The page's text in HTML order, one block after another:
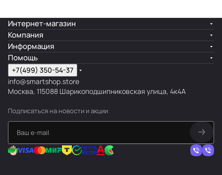
Интернет-магазин
Компания
Информация
Помощь
+7(499) 350-54-37
info@smartshop.store
Москва, 115088 Шарикоподшипниковская улица, 4к4А
Подписаться на новости и акции